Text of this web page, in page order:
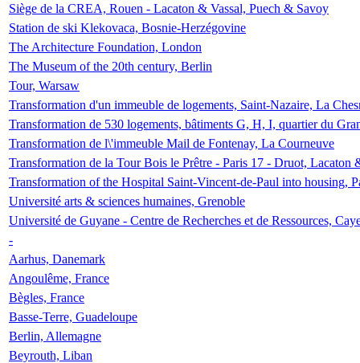
Siège de la CREA, Rouen - Lacaton & Vassal, Puech & Savoy
Station de ski Klekovaca, Bosnie-Herzégovine
The Architecture Foundation, London
The Museum of the 20th century, Berlin
Tour, Warsaw
Transformation d'un immeuble de logements, Saint-Nazaire, La
Transformation de 530 logements, bâtiments G, H, I, quartier du
Transformation de l\'immeuble Mail de Fontenay, La Courneuve
Transformation de la Tour Bois le Prêtre - Paris 17 - Druot, Lacaton
Transformation of the Hospital Saint-Vincent-de-Paul into housing,
Université arts & sciences humaines, Grenoble
Université de Guyane - Centre de Recherches et de Ressources,
-
Aarhus, Danemark
Angoulême, France
Bègles, France
Basse-Terre, Guadeloupe
Berlin, Allemagne
Beyrouth, Liban